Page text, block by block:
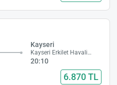
Kayseri
Kayseri Erkilet Havalimanı
20:10
6.870 TL